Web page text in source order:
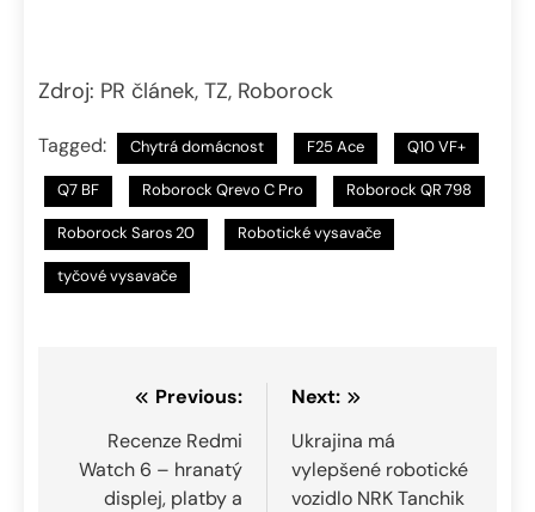
Zdroj: PR článek, TZ, Roborock
Tagged: Chytrá domácnost F25 Ace Q10 VF+
Q7 BF Roborock Qrevo C Pro Roborock QR 798
Roborock Saros 20 Robotické vysavače
tyčové vysavače
Navigace
pro
příspěvek
Previous:
Recenze Redmi
Watch 6 – hranatý
displej, platby a
Next:
Ukrajina má
vylepšené robotické
vozidlo NRK Tanchik